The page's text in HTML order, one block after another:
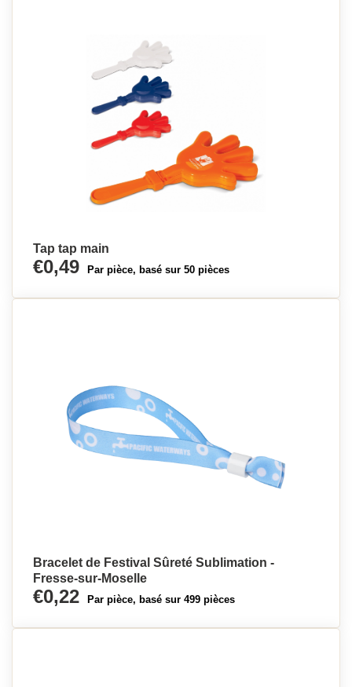
Tap tap main
€0,49 Par pièce, basé sur 50 pièces
Bracelet de Festival Sûreté Sublimation -
Fresse-sur-Moselle
€0,22 Par pièce, basé sur 499 pièces